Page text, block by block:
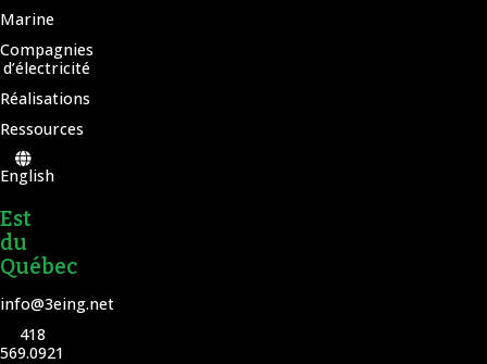
Marine
Compagnies
d’électricité
Réalisations
Ressources
English
Est
du
Québec
info@3eing.net
418
569.0921